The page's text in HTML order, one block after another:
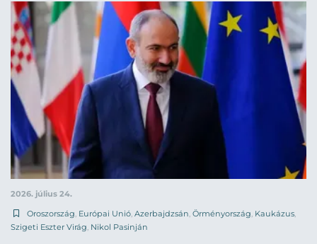
2026. július 24.
Oroszország, Európai Unió, Azerbajdzsán, Örményország, Kaukázus,
Szigeti Eszter Virág, Nikol Pasinján